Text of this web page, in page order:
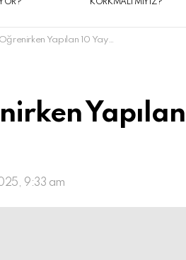
KORKMALI MIYIZ?
Yapılan 10 Yaygın Hata
Yapılan
9:33 am